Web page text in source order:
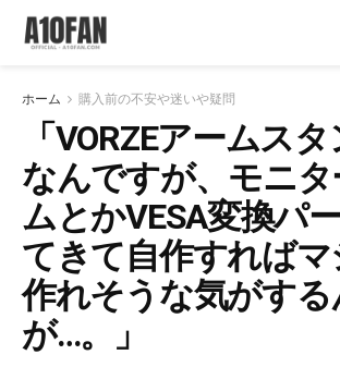
ホーム 購入前の不安や迷いや疑問
「VORZEアームス
なんですが、モニ
ムとかVESA変換パ
てきて自作すれば
作れそうな気がす
が…。」